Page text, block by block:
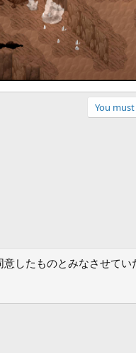
You
規約 プライバシーポリシー
したものとみなさせてい